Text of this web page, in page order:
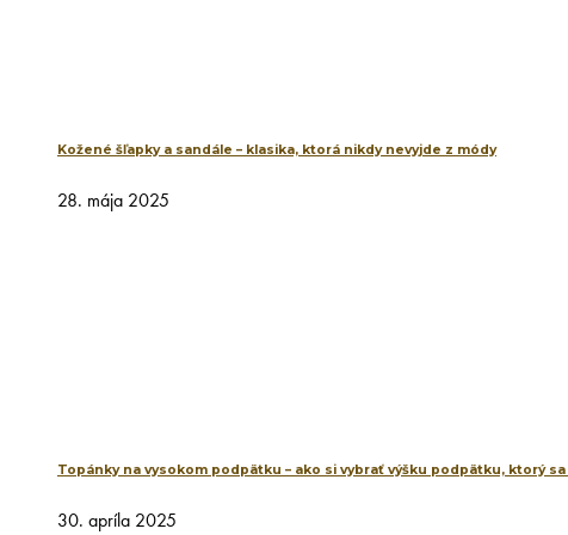
Kožené šľapky a sandále – klasika, ktorá nikdy nevyjde z módy
28. mája 2025
Topánky na vysokom podpätku – ako si vybrať výšku podpätku, ktorý
30. apríla 2025